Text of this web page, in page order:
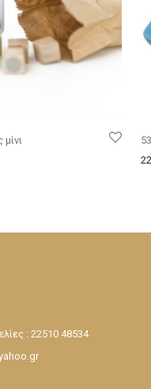
: 22510 48534